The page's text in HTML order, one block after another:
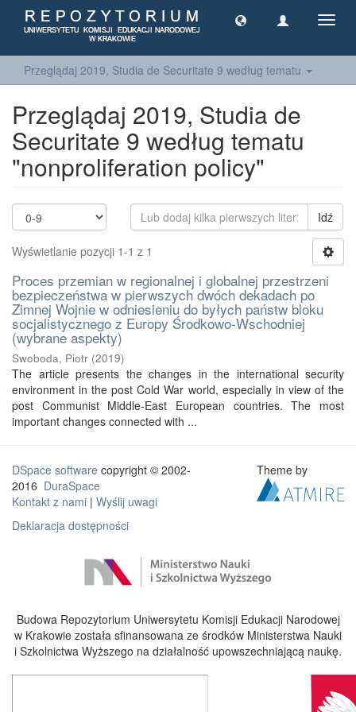
Przeglądaj 2019, Studia de Securitate 9 według tematu
Przeglądaj 2019, Studia de
Securitate 9 według tematu
"nonproliferation policy"
Idź
Wyświetlanie pozycji 1-1 z 1
Proces przemian w regionalnej i globalnej przestrzeni
bezpieczeństwa w pierwszych dwóch dekadach po
Zimnej Wojnie w odniesieniu do byłych państw bloku
socjalistycznego z Europy Środkowo-Wschodniej
(wybrane aspekty)
Swoboda, Piotr (2019)
The article presents the changes in the international security
environment in the post Cold War world, especially in view of the
post Communist Middle-East European countries. The most
important changes connected with ...
DSpace software copyright © 2002-
2016 DuraSpace
Kontakt z nami | Wyślij uwagi
Deklaracja dostępności
Theme by
Budowa Repozytorium Uniwersytetu Komisji Edukacji Narodowej
w Krakowie została sfinansowana ze środków Ministerstwa Nauki
i Szkolnictwa Wyższego na działalność upowszechniającą naukę.